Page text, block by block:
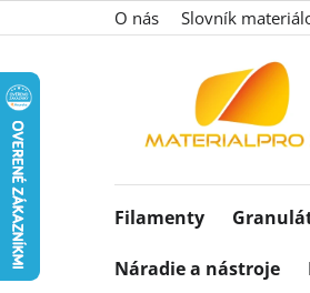
na
O nás Slovník
Filamenty
Náradie a nástroje